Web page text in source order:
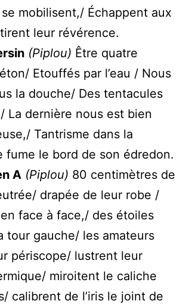
mobilisent,/ Échappent aux
leur révérence.
(Piplou) Être quatre
Etouffés par l’eau / Nous
la douche/ Des tentacules
La dernière nous est bien
Tantrisme dans la
fume le bord de son édredon.
A (Piplou) 80 centimètres de
drapée de leur robe /
en face à face,/ des étoiles
tour gauche/ les amateurs
périscope/ lustrent leur
miroitent le caliche
calibrent de l’iris le joint de